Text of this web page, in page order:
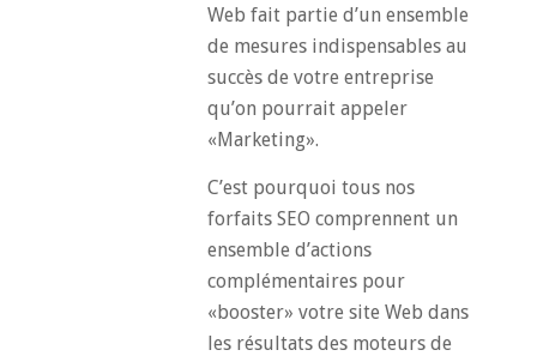
Web fait partie d’un ensemble
de mesures indispensables au
succès de votre entreprise
qu’on pourrait appeler
«Marketing».
C’est pourquoi tous nos
forfaits SEO comprennent un
ensemble d’actions
complémentaires pour
«booster» votre site Web dans
les résultats des moteurs de